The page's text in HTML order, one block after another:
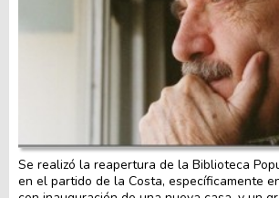
Se realizó la reapertura de la Biblioteca
en el partido de la Costa, específicamente